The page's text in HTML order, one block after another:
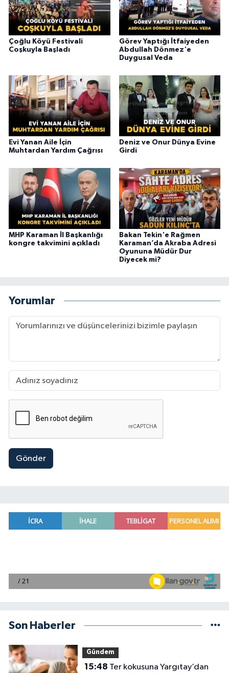
Çoğlu Köyü Festivali
Coşkuyla Başladı
Görev Yaptığı İtfaiyeden
Abdullah Dönmez'e
Duygusal Veda
Evi Yanan Aile İçin
Muhtardan Yardım Çağrısı
Deniz ve Onur Dünya Evine
Girdi
MHP Karaman İl Başkanlığı
kongre takvimini açıkladı
Bakan Tekin'e Rağmen
Karaman’da Akraba Adresi
Oyununa Müdür Dur
Diyecek mi?
Yorumlar
Gönder
Son Haberler
Gündem
15:48